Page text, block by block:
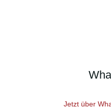
Jetzt über